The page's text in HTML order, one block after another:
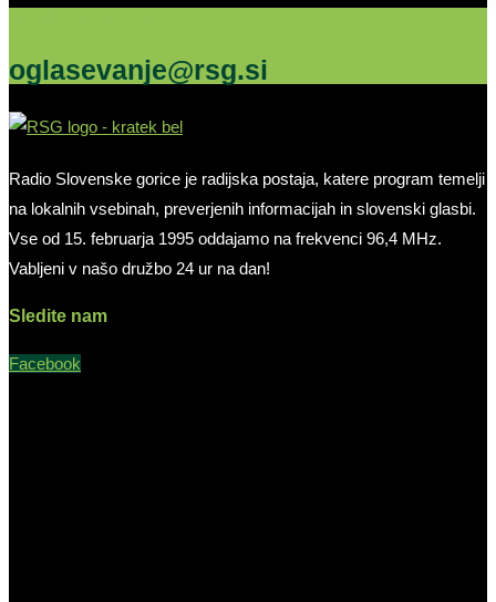
oglasevanje@rsg.si
Radio Slovenske gorice je radijska postaja, katere program temelji
na lokalnih vsebinah, preverjenih informacijah in slovenski glasbi.
Vse od 15. februarja 1995 oddajamo na frekvenci 96,4 MHz.
Vabljeni v našo družbo 24 ur na dan!
Sledite nam
Facebook